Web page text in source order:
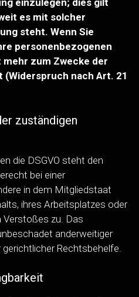
einzulegen; dies gilt
es mit solcher
steht. Wenn Sie
personenbezogenen
zum Zwecke der
nach Art. 21
zuständigen
die DSGVO steht den
bei einer
in dem Mitgliedstaat
ihres Arbeitsplatzes oder
zu. Das
anderweitiger
Rechtsbehelfe.